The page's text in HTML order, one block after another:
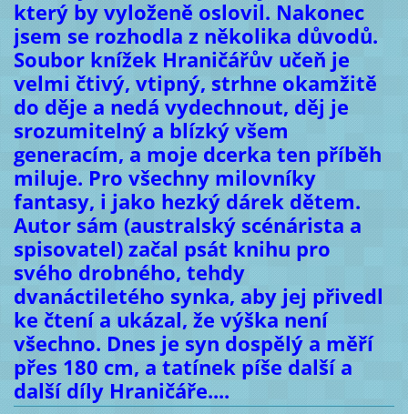
který by vyloženě oslovil. Nakonec
jsem se rozhodla z několika důvodů.
Soubor knížek Hraničářův učeň je
velmi čtivý, vtipný, strhne okamžitě
do děje a nedá vydechnout, děj je
srozumitelný a blízký všem
generacím, a moje dcerka ten příběh
miluje. Pro všechny milovníky
fantasy, i jako hezký dárek dětem.
Autor sám (australský scénárista a
spisovatel) začal psát knihu pro
svého drobného, tehdy
dvanáctiletého synka, aby jej přivedl
ke čtení a ukázal, že výška není
všechno. Dnes je syn dospělý a měří
přes 180 cm, a tatínek píše další a
další díly Hraničáře....